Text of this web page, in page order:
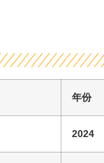
年份
2024